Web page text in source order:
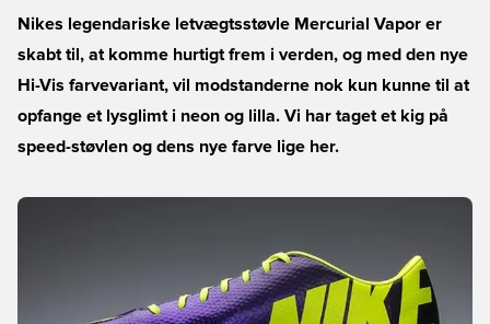
Nikes legendariske letvægtsstøvle Mercurial Vapor er
skabt til, at komme hurtigt frem i verden, og med den nye
Hi-Vis farvevariant, vil modstanderne nok kun kunne til at
opfange et lysglimt i neon og lilla. Vi har taget et kig på
speed-støvlen og dens nye farve lige her.